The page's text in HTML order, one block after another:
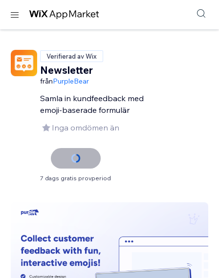
Verifierad av Wix
Newsletter
frånPurpleBear
Samla in kundfeedback med
emoji-baserade formulär
Inga omdömen än
7 dags gratis provperiod